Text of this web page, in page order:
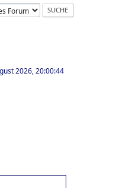
2026, 20:00:44